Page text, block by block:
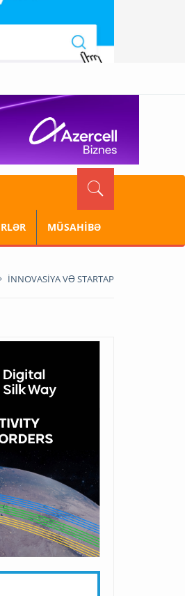
MÜSAHİBƏ
İNNOVASİYA VƏ STARTAP